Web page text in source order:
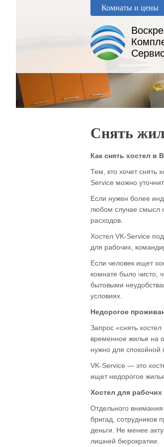
Комнаты и цены
Снять
Как снять хостел в
Тем, кто хочет снять
Service можно
Если нужен более
любом случае смысл
расходов.
Хостел VK-Service
для рабочих,
Если человек ищет
комнате было чисто,
бытовыми
условиях.
Недорогое
Запрос «снять
временное жилье на
нужно для спокойной
VK-Service — это
ищет недорогое
Хостел для
Отдельного
бригад, сотрудников
деньги. Не менее
лишней бюрократии.